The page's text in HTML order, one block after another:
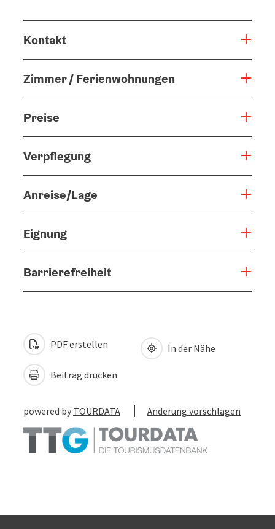
Kontakt
Zimmer / Ferienwohnungen
Preise
Verpflegung
Anreise/Lage
Eignung
Barrierefreiheit
PDF erstellen
Beitrag drucken
In der Nähe
powered by TOURDATA Änderung vorschlagen